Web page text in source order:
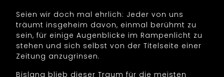
Seien wir doch mal ehrlich: Jeder von uns
träumt insgeheim davon, einmal berühmt zu
sein, für einige Augenblicke im Rampenlicht zu
stehen und sich selbst von der Titelseite einer
Zeitung anzugrinsen.
Bislang blieb dieser Traum für die meisten